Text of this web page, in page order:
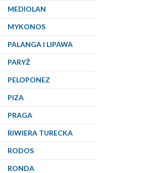
MEDIOLAN
MYKONOS
PALANGA I LIPAWA
PARYŻ
PELOPONEZ
PIZA
PRAGA
RIWIERA TURECKA
RODOS
RONDA